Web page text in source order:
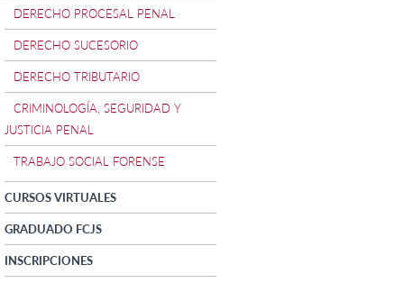
DERECHO PROCESAL PENAL
DERECHO SUCESORIO
DERECHO TRIBUTARIO
CRIMINOLOGÍA, SEGURIDAD Y
JUSTICIA PENAL
TRABAJO SOCIAL FORENSE
CURSOS VIRTUALES
GRADUADO FCJS
INSCRIPCIONES